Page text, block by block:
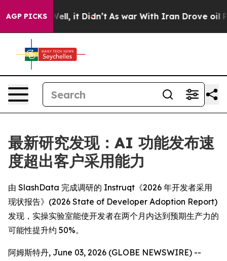
AGP PICKS
40%. Well, it Didn’t As war With Iran Drove oil
最新研究发现：AI 功能发布速
度超出客户采用能力
由 SlashData 完成调研的 Instruqt《2026 年开发者采用
现状报告》(2026 State of Developer Adoption Report)
发现，实操实验室能使开发者在两个月内达到预期生产力的
可能性提升约 50%。
阿姆斯特丹, June 03, 2026 (GLOBE NEWSWIRE) --